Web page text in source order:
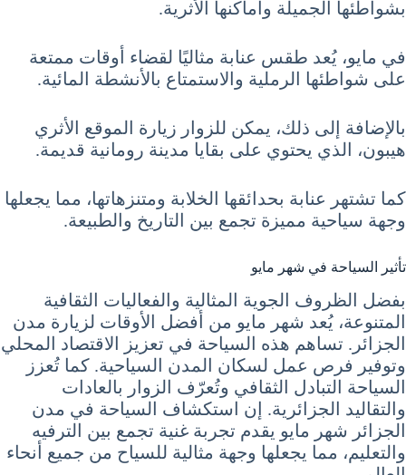
بشواطئها الجميلة وأماكنها الأثرية.
في مايو، يُعد طقس عنابة مثاليًا لقضاء أوقات ممتعة
على شواطئها الرملية والاستمتاع بالأنشطة المائية.
بالإضافة إلى ذلك، يمكن للزوار زيارة الموقع الأثري
هيبون، الذي يحتوي على بقايا مدينة رومانية قديمة.
كما تشتهر عنابة بحدائقها الخلابة ومتنزهاتها، مما يجعلها
وجهة سياحية مميزة تجمع بين التاريخ والطبيعة.
تأثير السياحة في شهر مايو
بفضل الظروف الجوية المثالية والفعاليات الثقافية
المتنوعة، يُعد شهر مايو من أفضل الأوقات لزيارة مدن
الجزائر. تساهم هذه السياحة في تعزيز الاقتصاد المحلي
وتوفير فرص عمل لسكان المدن السياحية. كما تُعزز
السياحة التبادل الثقافي وتُعرّف الزوار بالعادات
والتقاليد الجزائرية. إن استكشاف السياحة في مدن
الجزائر شهر مايو يقدم تجربة غنية تجمع بين الترفيه
والتعليم، مما يجعلها وجهة مثالية للسياح من جميع أنحاء